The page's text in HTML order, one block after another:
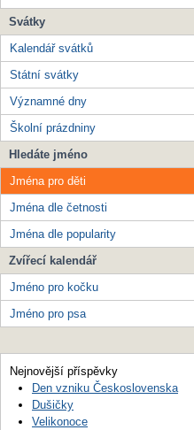
Svátky
Kalendář svátků
Státní svátky
Významné dny
Školní prázdniny
Hledáte jméno
Jména pro děti
Jména dle četnosti
Jména dle popularity
Zvířecí kalendář
Jméno pro kočku
Jméno pro psa
Nejnovější příspěvky
Den vzniku Československa
Dušičky
Velikonoce